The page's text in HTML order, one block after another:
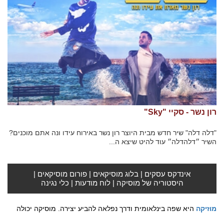
רון נשר - סקיי "Sky"
"דלה דלה" שיר חדש מבית היוצר רון נשר באירוח עידו ונה אתם מוכנים?
השיר ״דלהדלה״ עוד להיט שיצא ה...
אינדקס עסקים | בלוג מוסיקאים | פורום מוסיקאים |
היסטוריה של מוסיקה |לוח מודעות | כלי נגינה
מוזיקה היא שפה בינלאומית ודרך נפלאה להביע יצירה. מוסיקה יכולה